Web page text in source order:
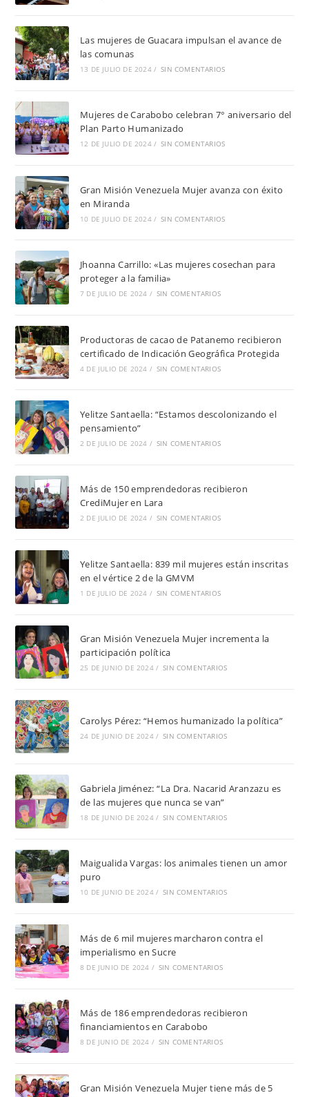
Las mujeres de Guacara impulsan el avance de
las comunas
13 DE JULIO DE 2024 / SIN COMENTARIOS
Mujeres de Carabobo celebran 7° aniversario del
Plan Parto Humanizado
12 DE JULIO DE 2024 / SIN COMENTARIOS
Gran Misión Venezuela Mujer avanza con éxito
en Miranda
10 DE JULIO DE 2024 / SIN COMENTARIOS
Jhoanna Carrillo: «Las mujeres cosechan para
proteger a la familia»
7 DE JULIO DE 2024 / SIN COMENTARIOS
Productoras de cacao de Patanemo recibieron
certificado de Indicación Geográfica Protegida
4 DE JULIO DE 2024 / SIN COMENTARIOS
Yelitze Santaella: “Estamos descolonizando el
pensamiento”
2 DE JULIO DE 2024 / SIN COMENTARIOS
Más de 150 emprendedoras recibieron
CrediMujer en Lara
2 DE JULIO DE 2024 / SIN COMENTARIOS
Yelitze Santaella: 839 mil mujeres están inscritas
en el vértice 2 de la GMVM
1 DE JULIO DE 2024 / SIN COMENTARIOS
Gran Misión Venezuela Mujer incrementa la
participación política
25 DE JUNIO DE 2024 / SIN COMENTARIOS
Carolys Pérez: “Hemos humanizado la política”
24 DE JUNIO DE 2024 / SIN COMENTARIOS
Gabriela Jiménez: “La Dra. Nacarid Aranzazu es
de las mujeres que nunca se van”
18 DE JUNIO DE 2024 / SIN COMENTARIOS
Maigualida Vargas: los animales tienen un amor
puro
10 DE JUNIO DE 2024 / SIN COMENTARIOS
Más de 6 mil mujeres marcharon contra el
imperialismo en Sucre
8 DE JUNIO DE 2024 / SIN COMENTARIOS
Más de 186 emprendedoras recibieron
financiamientos en Carabobo
8 DE JUNIO DE 2024 / SIN COMENTARIOS
Gran Misión Venezuela Mujer tiene más de 5